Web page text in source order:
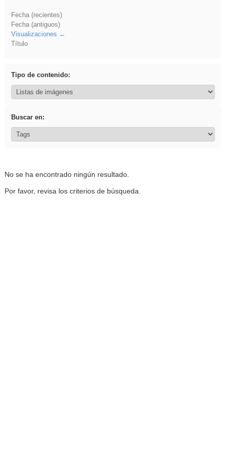
Fecha (recientes)
Fecha (antiguos)
Visualizaciones
Título
Tipo de contenido:
Buscar en:
No se ha encontrado ningún resultado.
Por favor, revisa los criterios de búsqueda.